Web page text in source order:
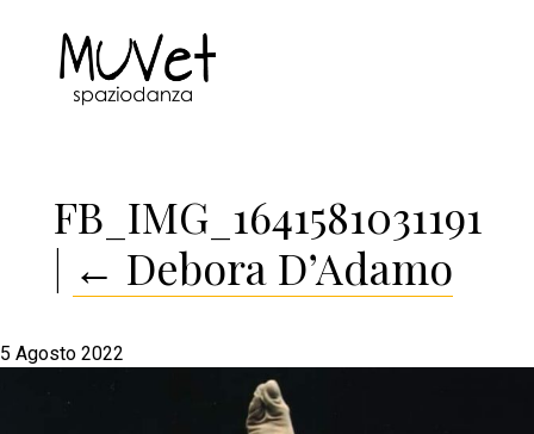
FB_IMG_1641581031191
| ← Debora D’Adamo
5 Agosto 2022